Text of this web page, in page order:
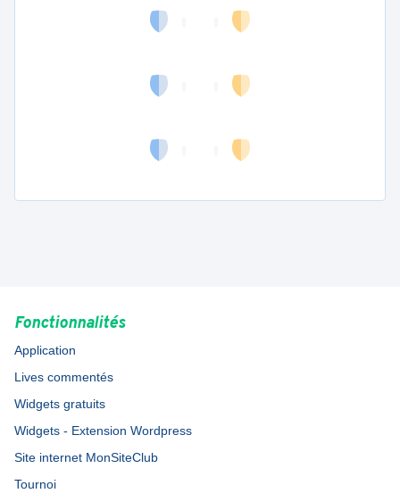
Fonctionnalités
Application
Lives commentés
Widgets gratuits
Widgets - Extension Wordpress
Site internet MonSiteClub
Tournoi